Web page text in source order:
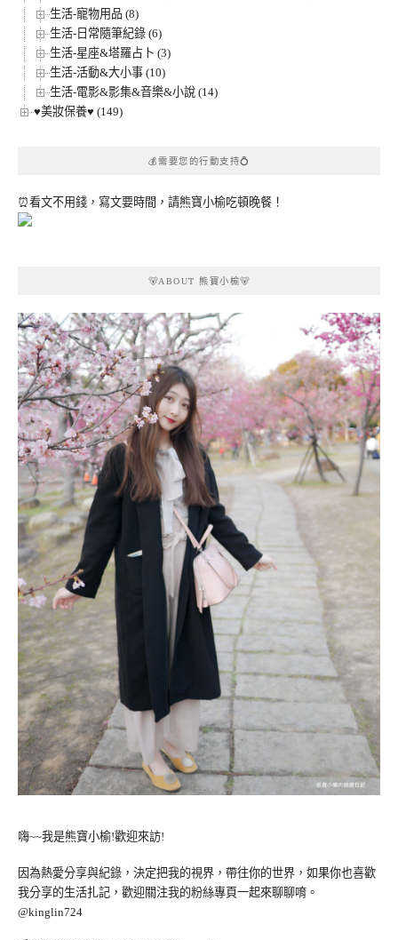
生活-寵物用品 (8)
生活-日常隨筆紀錄 (6)
生活-星座&塔羅占卜 (3)
生活-活動&大小事 (10)
生活-電影&影集&音樂&小說 (14)
♥美妝保養♥ (149)
💰需要您的行動支持💍
⏰看文不用錢，寫文要時間，請熊寶小榆吃頓晚餐！
🐻ABOUT 熊寶小榆🐻
嗨~~我是熊寶小榆!歡迎來訪!
因為熱愛分享與紀錄，決定把我的視界，帶往你的世界，如果你也喜歡
我分享的生活扎記，歡迎關注我的粉絲專頁一起來聊聊唷。
@kinglin724